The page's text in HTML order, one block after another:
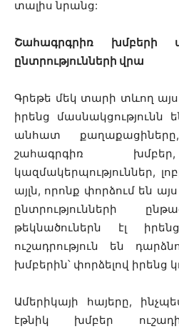
տալիս նրանց:
Շահագրգրիռ խմբերի
ընտրությունների վրա
Գրեթե մեկ տարի տևող
իրենց մասնակցությունն
անհատ
շահագրգիռ
կազմակերպություններ,
այլն, որոնք փորձում են
ընտրությունների
թեկնածուներն էլ
ուշադրություն են
խմբերին՝ փորձելով իրենց
Ամերիկայի հայերը,
էթնիկ խմբեր